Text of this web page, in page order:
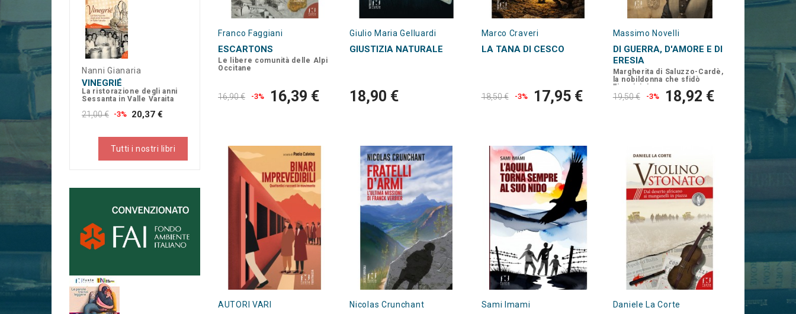
Nanni Gianaria
VINEGRIÉ
La ristorazione degli anni
Sessanta in Valle Varaita
21,00 € -3% 20,37 €
Tutti i nostri libri
Franco Faggiani
ESCARTONS
Le libere comunità delle Alpi
Occitane
16,90 € -3% 16,39 €
Giulio Maria Gelluardi
GIUSTIZIA NATURALE
18,90 €
Marco Craveri
LA TANA DI CESCO
18,50 € -3% 17,95 €
Massimo Novelli
DI GUERRA, D'AMORE E DI
ERESIA
Margherita di Saluzzo-Cardè,
la nobildonna che sfidò
l'inquisizione
19,50 € -3% 18,92 €
AUTORI VARI Nicolas Crunchant Sami Imami Daniele La Corte